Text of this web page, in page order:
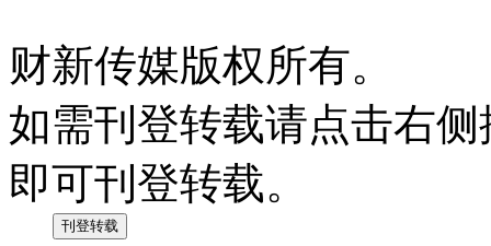
财新传媒版权所有。
如需刊登转载请点击右
即可刊登转载。